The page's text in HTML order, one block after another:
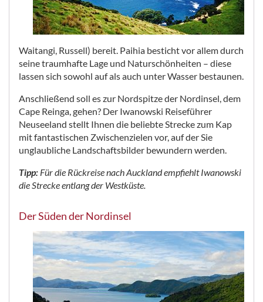
Waitangi, Russell) bereit. Paihia besticht vor allem durch
seine traumhafte Lage und Naturschönheiten – diese
lassen sich sowohl auf als auch unter Wasser bestaunen.
Anschließend soll es zur Nordspitze der Nordinsel, dem
Cape Reinga, gehen? Der Iwanowski Reiseführer
Neuseeland stellt Ihnen die beliebte Strecke zum Kap
mit fantastischen Zwischenzielen vor, auf der Sie
unglaubliche Landschaftsbilder bewundern werden.
Tipp: Für die Rückreise nach Auckland empfiehlt Iwanowski
die Strecke entlang der Westküste.
Der Süden der Nordinsel